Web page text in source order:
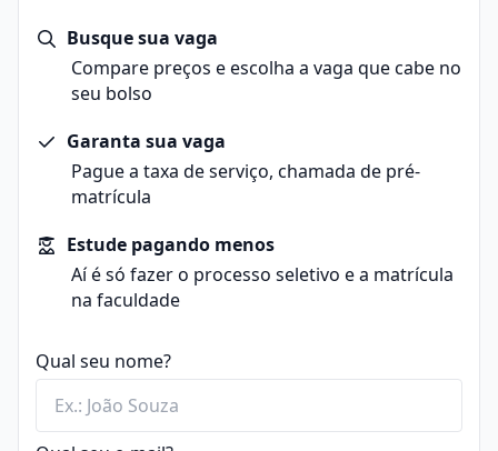
ao planejamento educacional, adaptação de materiais
e uso de tecnologias assistivas no processo de ensino
e aprendizagem.
A matriz curricular busca integrar teoria e prática,
preparando o futuro educador para atuar em salas de
aula inclusivas, elaborar estratégias pedagógicas e
contribuir para a construção de ambientes escolares
A vivência com atividades práticas e estágios
supervisionados é essencial na formação do
profissional.
Busque sua vaga
Compare preços e escolha a vaga que cabe no
seu bolso
Garanta sua vaga
Pague a taxa de serviço, chamada de pré-
matrícula
Estude pagando menos
Aí é só fazer o processo seletivo e a matrícula
na faculdade
Qual seu nome?